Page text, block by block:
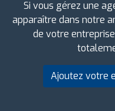
Si vous gérez une
apparaître dans notre
de votre
Ajoutez votre